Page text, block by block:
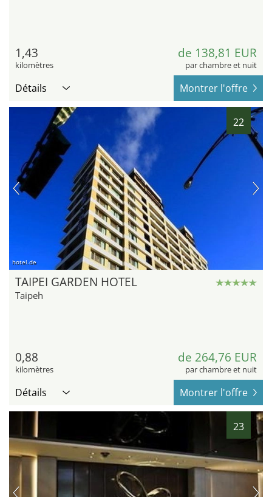
1,43
kilomètres
de 138,81 EUR
par chambre et nuit
Détails Montrer l'offre
22
hotel.de
TAIPEI GARDEN HOTEL
Taipeh
0,88
kilomètres
de 264,76 EUR
par chambre et nuit
Détails Montrer l'offre
23